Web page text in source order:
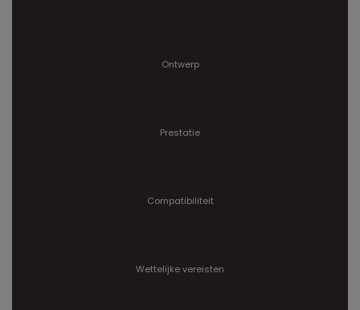
Ontwerp
Prestatie
Compatibiliteit
Wettelijke vereisten